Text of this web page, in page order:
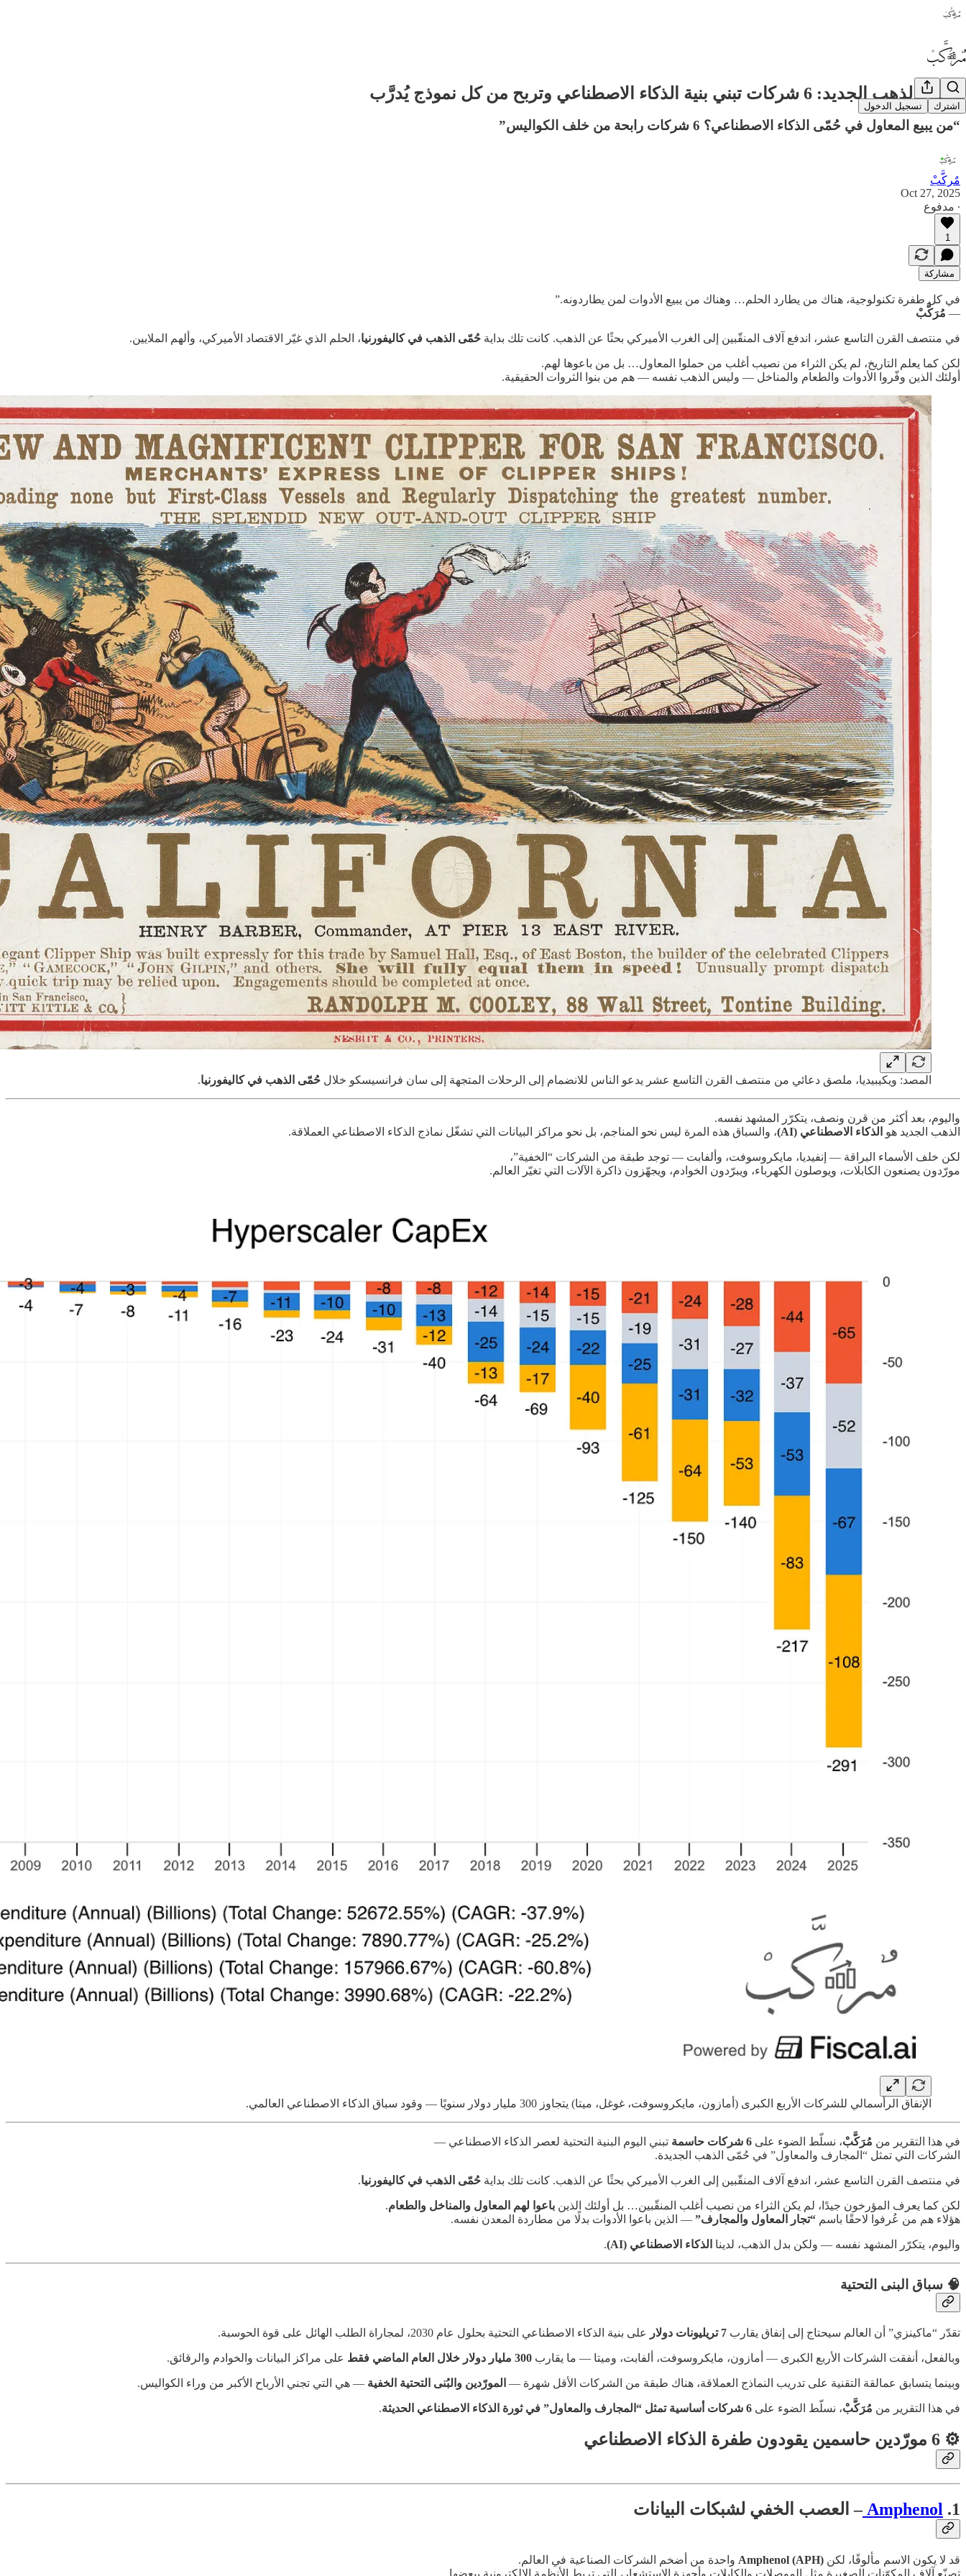
اشترك تسجيل الدخول
سباق الذهب الجديد: 6 شركات تبني بنية الذكاء الاصطناعي وتربح من كل نموذج يُدرَّب
“من يبيع المعاول في حُمّى الذكاء الاصطناعي؟ 6 شركات رابحة من خلف الكواليس”
مٌركَّبْ
Oct 27, 2025
∙ مدفوع
1
مشاركة
في كل طفرة تكنولوجية، هناك من يطارد الحلم… وهناك من يبيع الأدوات لمن يطاردونه.”
— مُرَكَّبْ
في منتصف القرن التاسع عشر، اندفع آلاف المنقّبين إلى الغرب الأميركي بحثًا عن الذهب. كانت تلك بداية حُمّى الذهب في كاليفورنيا، الحلم الذي غيّر الاقتصاد الأميركي، وألهم الملايين.
لكن كما يعلم التاريخ، لم يكن الثراء من نصيب أغلب من حملوا المعاول… بل من باعوها لهم.
أولئك الذين وفّروا الأدوات والطعام والمناخل — وليس الذهب نفسه — هم من بنوا الثروات الحقيقية.
المصد: ويكيبيديا، ملصق دعائي من منتصف القرن التاسع عشر يدعو الناس للانضمام إلى الرحلات المتجهة إلى سان فرانسيسكو خلال حُمّى الذهب في كاليفورنيا.
واليوم، بعد أكثر من قرن ونصف، يتكرّر المشهد نفسه.
الذهب الجديد هو الذكاء الاصطناعي (AI) ، والسباق هذه المرة ليس نحو المناجم، بل نحو مراكز البيانات التي تشغّل نماذج الذكاء الاصطناعي العملاقة.
لكن خلف الأسماء البراقة — إنفيديا، مايكروسوفت، وألفابت — توجد طبقة من الشركات “الخفية”،
مورّدون يصنعون الكابلات، ويوصلون الكهرباء، ويبرّدون الخوادم، ويجهّزون ذاكرة الآلات التي تغيّر العالم.
الإنفاق الرأسمالي للشركات الأربع الكبرى (أمازون، مايكروسوفت، غوغل، ميتا) يتجاوز 300 مليار دولار سنويًا — وقود سباق الذكاء الاصطناعي العالمي.
في هذا التقرير من مُرَكَّبْ، نسلّط الضوء على 6 شركات حاسمة
تبني اليوم البنية التحتية لعصر الذكاء الاصطناعي —
الشركات التي تمثل “المجارف والمعاول” في حُمّى الذهب الجديدة.
في منتصف القرن التاسع عشر، اندفع آلاف المنقّبين إلى الغرب الأميركي بحثًا عن الذهب. كانت تلك بداية حُمّى الذهب في كاليفورنيا.
لكن كما يعرف المؤرخون جيدًا، لم يكن الثراء من نصيب أغلب المنقّبين… بل أولئك الذين باعوا لهم المعاول والمناخل والطعام.
هؤلاء هم من عُرفوا لاحقًا باسم “تجار المعاول والمجارف” — الذين باعوا الأدوات بدلًا من مطاردة المعدن نفسه.
واليوم، يتكرّر المشهد نفسه — ولكن بدل الذهب، لدينا الذكاء الاصطناعي (AI) .
🧠 سباق البنى التحتية
تقدّر “ماكينزي” أن العالم سيحتاج إلى إنفاق يقارب 7 تريليونات دولار على بنية الذكاء الاصطناعي التحتية بحلول عام 2030، لمجاراة الطلب الهائل على قوة الحوسبة.
وبالفعل، أنفقت الشركات الأربع الكبرى — أمازون، مايكروسوفت، ألفابت، وميتا — ما يقارب 300 مليار دولار خلال العام الماضي فقط على مراكز البيانات والخوادم والرقائق.
وبينما يتسابق عمالقة التقنية على تدريب النماذج العملاقة، هناك طبقة من الشركات الأقل شهرة — المورّدين والبُنى التحتية الخفية — هي التي تجني الأرباح الأكبر من وراء الكواليس.
في هذا التقرير من مُرَكَّبْ، نسلّط الضوء على 6 شركات أساسية تمثل “المجارف والمعاول” في ثورة الذكاء الاصطناعي الحديثة .
⚙️ 6 مورّدين حاسمين يقودون طفرة الذكاء الاصطناعي
1.
Amphenol – العصب الخفي لشبكات البيانات
قد لا يكون الاسم مألوفًا، لكن Amphenol (APH) واحدة من أضخم الشركات الصناعية في العالم.
تصنّع آلاف المكوّنات الصغيرة مثل الموصلات والكابلات وأجهزة الاستشعار، التي تربط الأنظمة الإلكترونية ببعضها.